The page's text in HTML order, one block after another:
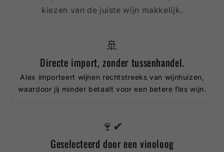
kiezen van de juiste wijn makkelijk.
🚢
Directe import, zonder tussenhandel.
Alex importeert wijnen rechtstreeks van wijnhuizen,
waardoor jij minder betaalt voor een betere fles wijn.
🍷✔
Geselecteerd door een vinoloog